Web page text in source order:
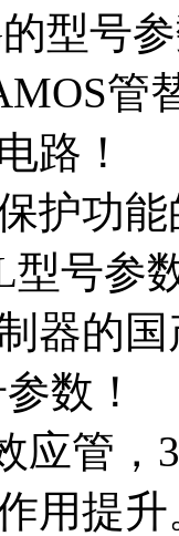
型号
管
路！
护功
型号参
器的
数！
应管
用提升